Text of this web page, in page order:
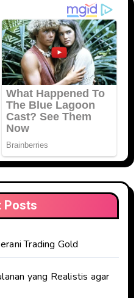
Posts
Trading Gold
yang Realistis agar